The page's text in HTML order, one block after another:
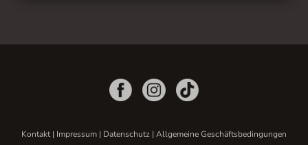
Kontakt| Impressum | Datenschutz | Allgemeine Geschäftsbedingungen